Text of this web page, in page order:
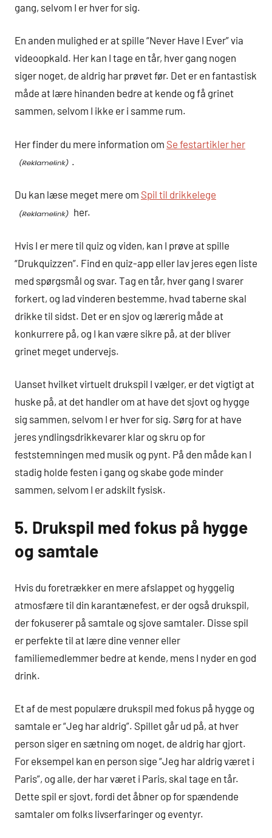
gang, selvom I er hver for sig.
En anden mulighed er at spille “Never Have I Ever” via
videoopkald. Her kan I tage en tår, hver gang nogen
siger noget, de aldrig har prøvet før. Det er en fantastisk
måde at lære hinanden bedre at kende og få grinet
sammen, selvom I ikke er i samme rum.
Her finder du mere information om Se festartikler her
.
Du kan læse meget mere om Spil til drikkelege
her.
Hvis I er mere til quiz og viden, kan I prøve at spille
“Drukquizzen”. Find en quiz-app eller lav jeres egen liste
med spørgsmål og svar. Tag en tår, hver gang I svarer
forkert, og lad vinderen bestemme, hvad taberne skal
drikke til sidst. Det er en sjov og lærerig måde at
konkurrere på, og I kan være sikre på, at der bliver
grinet meget undervejs.
Uanset hvilket virtuelt drukspil I vælger, er det vigtigt at
huske på, at det handler om at have det sjovt og hygge
sig sammen, selvom I er hver for sig. Sørg for at have
jeres yndlingsdrikkevarer klar og skru op for
feststemningen med musik og pynt. På den måde kan I
stadig holde festen i gang og skabe gode minder
sammen, selvom I er adskilt fysisk.
5. Drukspil med fokus på hygge
og samtale
Hvis du foretrækker en mere afslappet og hyggelig
atmosfære til din karantænefest, er der også drukspil,
der fokuserer på samtale og sjove samtaler. Disse spil
er perfekte til at lære dine venner eller
familiemedlemmer bedre at kende, mens I nyder en god
drink.
Et af de mest populære drukspil med fokus på hygge og
samtale er “Jeg har aldrig”. Spillet går ud på, at hver
person siger en sætning om noget, de aldrig har gjort.
For eksempel kan en person sige “Jeg har aldrig været i
Paris”, og alle, der har været i Paris, skal tage en tår.
Dette spil er sjovt, fordi det åbner op for spændende
samtaler om folks livserfaringer og eventyr.